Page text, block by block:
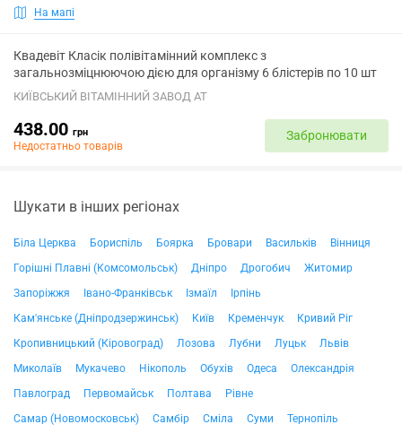
На мапі
Квадевіт Класік полівітамінний комплекс з
загальнозміцнюючою дією для організму 6 блістерів по 10 шт
КИЇВСЬКИЙ ВІТАМІННИЙ ЗАВОД АТ
438.00 грн
Недостатньо товарів
Забронювати
Шукати в інших регіонах
Біла Церква Бориспіль Боярка Бровари Васильків
Вінниця
Горішні Плавні (Комсомольськ)
Дніпро Дрогобич
Житомир
Запоріжжя
Івано-Франківськ Ізмаїл
Ірпінь
Кам'янське (Дніпродзержинськ)
Київ Кременчук
Кривий Ріг
Кропивницький (Кіровоград)
Лозова Лубни Луцьк
Львів
Миколаїв
Мукачево Нікополь Обухів Одеса
Олександрія
Павлоград
Первомайськ Полтава
Рівне
Самар (Новомосковськ)
Самбір Сміла Суми
Тернопіль